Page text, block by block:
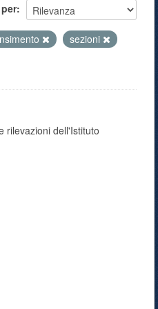
sezioni
rilevazioni dell'Istituto